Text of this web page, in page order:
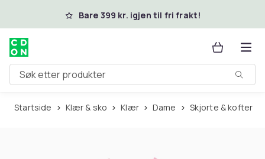
Hopp til hovedinnholdBare 399 kr. igjen til fri frakt!
Søk etter produkter
Startside Klær & sko Klær Dame Skjorte & kofter